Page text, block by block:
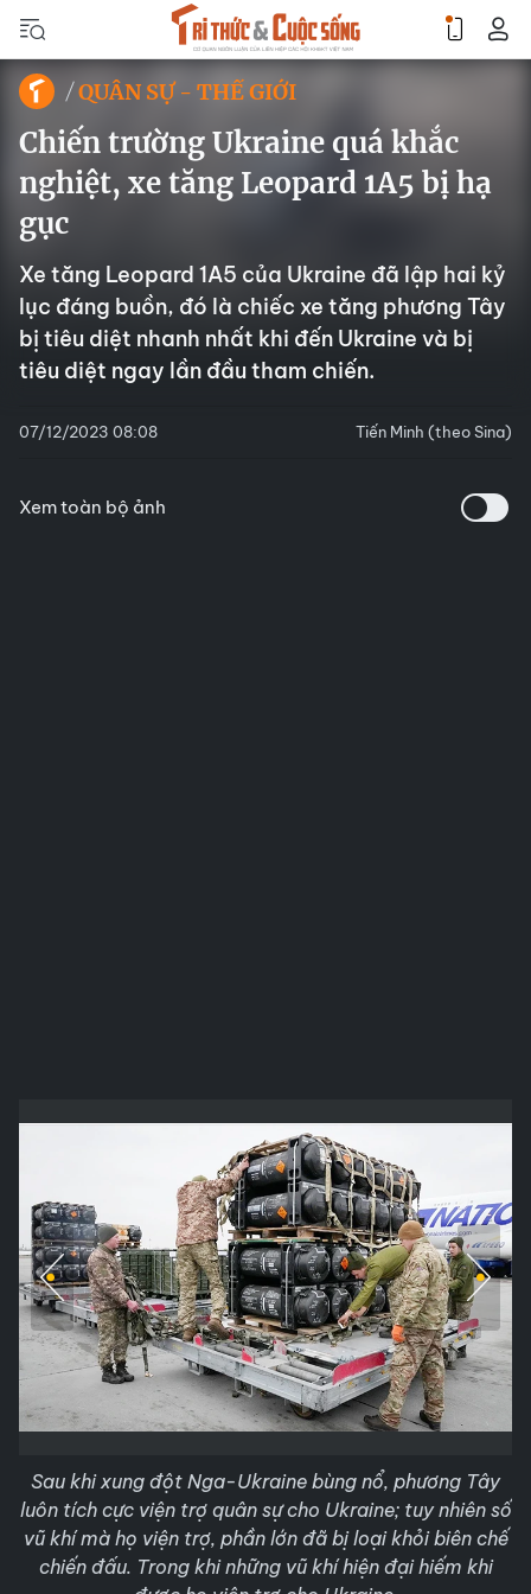
QUÂN SỰ - THẾ GIỚI
Chiến trường Ukraine quá khắc
nghiệt, xe tăng Leopard 1A5 bị hạ
gục
Xe tăng Leopard 1A5 của Ukraine đã lập hai kỷ
lục đáng buồn, đó là chiếc xe tăng phương Tây
bị tiêu diệt nhanh nhất khi đến Ukraine và bị
tiêu diệt ngay lần đầu tham chiến.
07/12/2023 08:08 Tiến Minh (theo Sina)
Xem toàn bộ ảnh
Sau khi xung đột Nga-Ukraine bùng nổ, phương Tây
luôn tích cực viện trợ quân sự cho Ukraine; tuy nhiên số
vũ khí mà họ viện trợ, phần lớn đã bị loại khỏi biên chế
chiến đấu. Trong khi những vũ khí hiện đại hiếm khi